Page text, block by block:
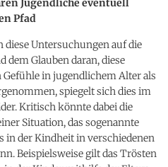
Jugendliche eventuell
Pfad
Untersuchungen auf die
dem Glauben daran, diese
in jugendlichem Alter als
spiegelt sich dies im
Kritisch könnte dabei die
Situation, das sogenannte
in der Kindheit in verschiedenen
Beispielsweise gilt das Trösten